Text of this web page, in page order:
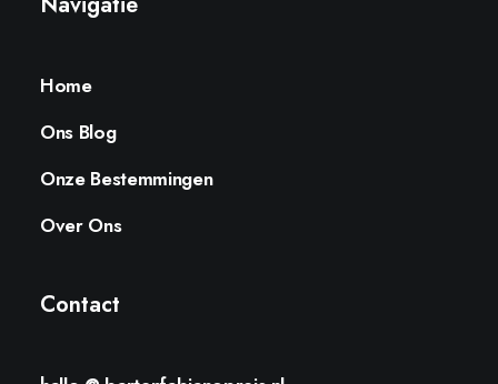
Home
Ons Blog
Onze Bestemmingen
Over Ons
Contact